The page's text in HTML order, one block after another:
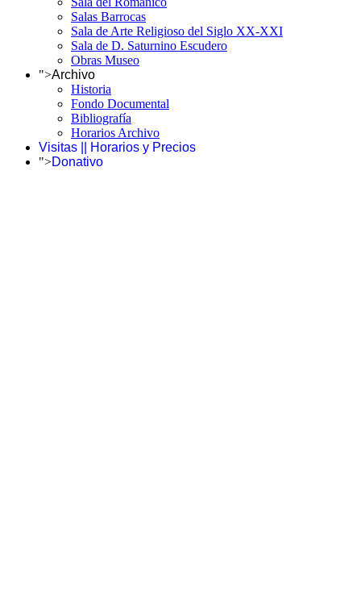
Salas Barrocas
Sala de Arte Religioso del Siglo XX-XXI
Sala de D. Saturnino Escudero
Obras Museo
">Archivo
Historia
Fondo Documental
Bibliografía
Horarios Archivo
Visitas || Horarios y Precios
">Donativo